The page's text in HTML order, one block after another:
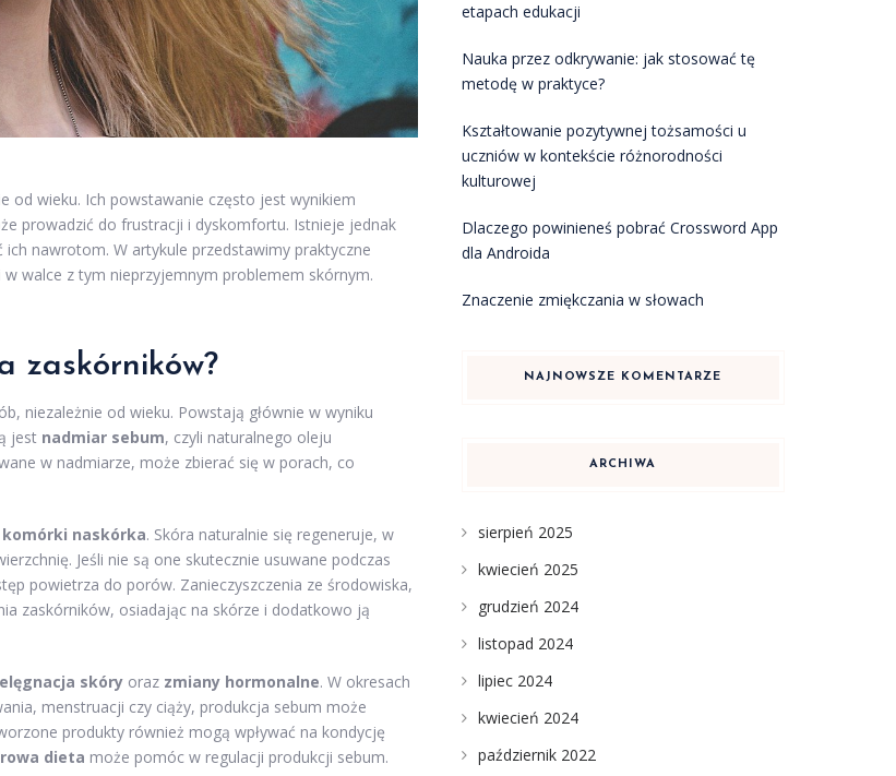
od wieku. Ich powstawanie często jest wynikiem
prowadzić do frustracji i dyskomfortu. Istnieje jednak
nawrotom. W artykule przedstawimy praktyczne
walce z tym nieprzyjemnym problemem skórnym.
zaskórników?
niezależnie od wieku. Powstają głównie w wyniku
jest nadmiar sebum, czyli naturalnego oleju
w nadmiarze, może zbierać się w porach, co
naskórka. Skóra naturalnie się regeneruje, w
Jeśli nie są one skutecznie usuwane podczas
powietrza do porów. Zanieczyszczenia ze środowiska,
zaskórników, osiadając na skórze i dodatkowo ją
skóry oraz zmiany hormonalne. W okresach
menstruacji czy ciąży, produkcja sebum może
produkty również mogą wpływać na kondycję
dieta może pomóc w regulacji produkcji sebum.
etapach edukacji
Nauka przez odkrywanie: jak stosować tę
metodę w praktyce?
Kształtowanie pozytywnej tożsamości u
uczniów w kontekście różnorodności
kulturowej
Dlaczego powinieneś pobrać Crossword App
dla Androida
Znaczenie zmiękczania w słowach
NAJNOWSZE KOMENTARZE
ARCHIWA
sierpień 2025
kwiecień 2025
grudzień 2024
listopad 2024
lipiec 2024
kwiecień 2024
październik 2022